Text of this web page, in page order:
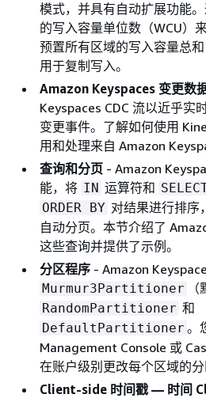
模式，并具有自动扩展功能
的写入容量单位数（WCU）
预置所有区域的写入容量总
用于复制写入。
Amazon Keyspaces 变更数
Keyspaces CDC 流以近乎实
变更事件。了解如何使用
用和处理来自 Amazon
查询和分页 - Amazon
能，将 IN 运算符和
ORDER BY 对结果进行排序
自动分页。本节介绍了
这些查询并提供了示例。
分区程序 - Amazon
Murmur3Partitioner
RandomPartitioner 和
DefaultPartitioner 。
Management Console 或
在账户级别更改每个区域的分
Client-side 时间戳 — 时间